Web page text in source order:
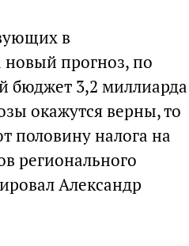
в
прогноз, по
бюджет 3,2 миллиарда
окажутся верны, то
половину налога на
регионального
Александр